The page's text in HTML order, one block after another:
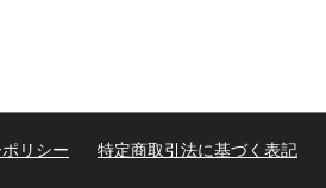
リシー 特定商取引法に基づく表記